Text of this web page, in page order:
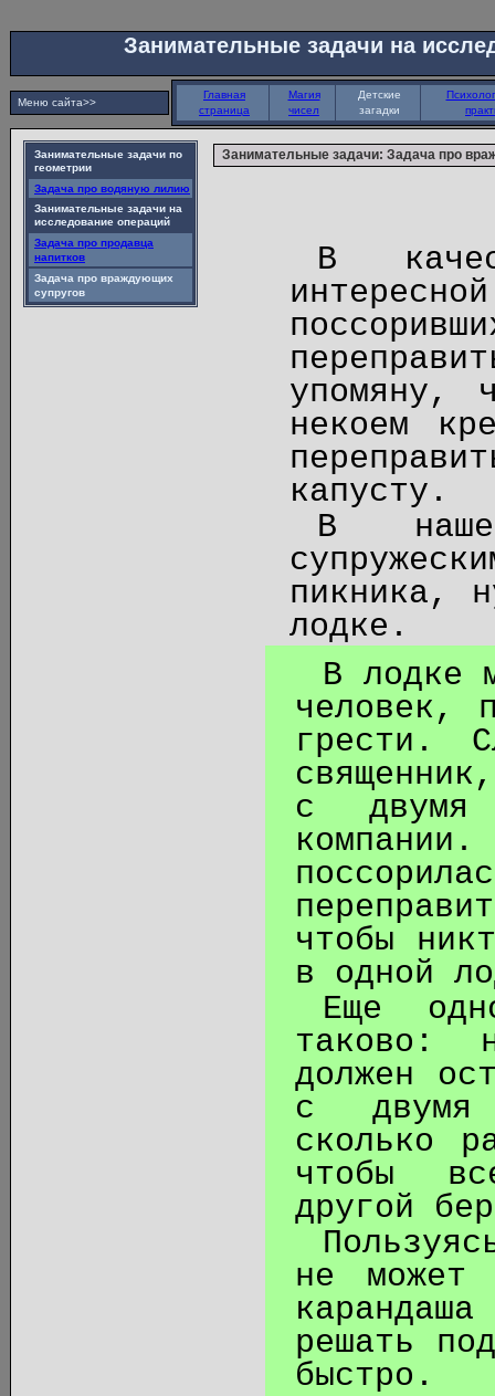
Занимательные задачи на
Меню сайта>>
Главная
страница
Магия
чисел
Детские
загадки
Занимательные задачи по
геометрии
Задача про водяную лилию
Занимательные задачи на
исследование операций
Задача про продавца
напитков
Задача про враждующих
супругов
Занимательные задачи: Задача про
В
упомяну,
некоем
капусту.
В
пикника,
лодке.
В лодке
человек,
грести.
с двумя
чтобы
в одной
Еще
таково:
должен
с двумя
сколько
чтобы
другой
не может
решать
быстро.